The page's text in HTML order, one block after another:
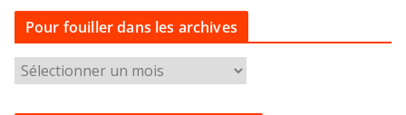
t
g
Pour fouiller dans les archives
o